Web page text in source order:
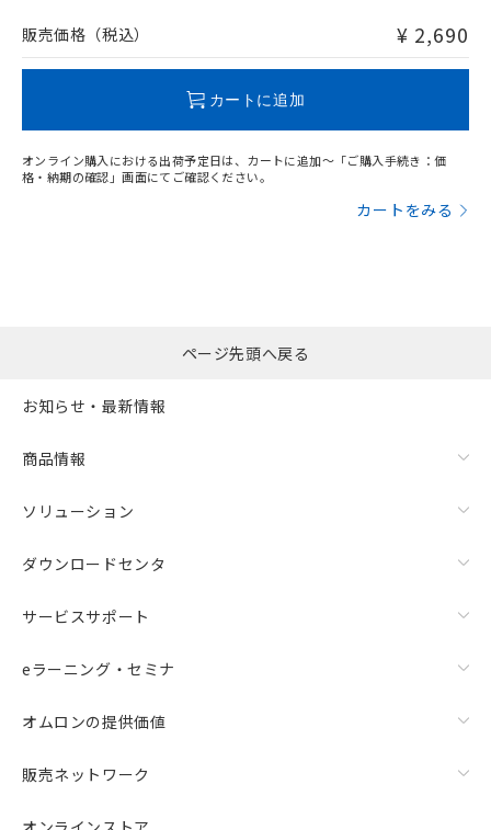
問い合わせください。
販売価格（税込） ¥ 2,690
カートに追加
オンライン購入における出荷予定日は、カートに追加～「ご購入手続き：価
格・納期の確認」画面にてご確認ください。
カートをみる
ページ先頭へ戻る
お知らせ・最新情報
商品情報
ソリューション
ダウンロードセンタ
サービスサポート
eラーニング・セミナ
オムロンの提供価値
販売ネットワーク